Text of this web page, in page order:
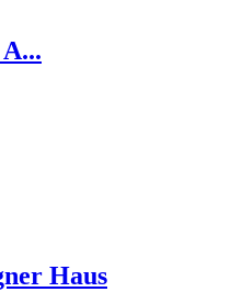
Haus